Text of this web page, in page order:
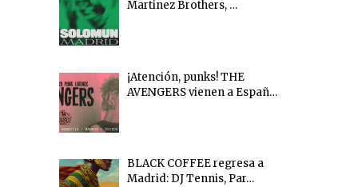
Martinez Brothers, …
¡Atención, punks! THE
AVENGERS vienen a Españ…
BLACK COFFEE regresa a
Madrid: DJ Tennis, Par…